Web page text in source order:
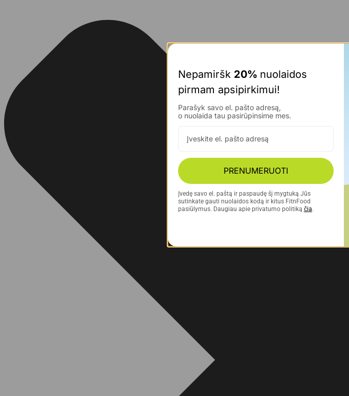
Nepamiršk 20% nuolaidos
pirmam apsipirkimui!
Parašyk savo el. pašto adresą,
o nuolaida tau pasirūpinsime mes.
PRENUMERUOTI
Įvedę savo el. paštą ir paspaudę šį mygtuką Jūs
sutinkate gauti nuolaidos kodą ir kitus FitnFood
pasiūlymus. Daugiau apie privatumo politiką čia.